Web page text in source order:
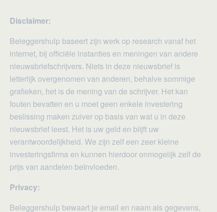
Disclaimer:
Beleggershulp baseert zijn werk op research vanaf het
internet, bij officiële instanties en meningen van andere
nieuwsbriefschrijvers. Niets in deze nieuwsbrief is
letterlijk overgenomen van anderen, behalve sommige
grafieken, het is de mening van de schrijver. Het kan
fouten bevatten en u moet geen enkele investering
beslissing maken zuiver op basis van wat u in deze
nieuwsbrief leest. Het is uw geld en blijft uw
verantwoordelijkheid. We zijn zelf een zeer kleine
investeringsfirma en kunnen hierdoor onmogelijk zelf de
prijs van aandelen beïnvloeden.
Privacy:
Beleggershulp bewaart je email en naam als gegevens,